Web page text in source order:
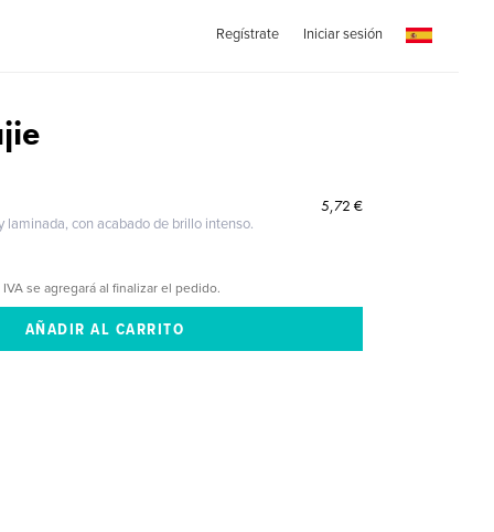
Regístrate Iniciar sesión
laminada, con acabado de brillo intenso.
5,72 €
IVA se agregará al finalizar el pedido.